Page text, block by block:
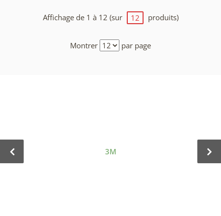
Affichage de 1 à 12 (sur 12 produits)
Montrer par page
3M